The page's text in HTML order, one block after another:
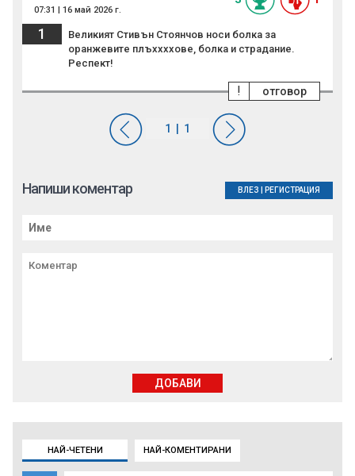
НАЙ-ЧЕТЕНИ НАЙ-КОМЕНТИРАНИ
07:31 | 16 май 2026 г.
1
Великият Стивън Стоянчов носи болка за
оранжевите плъххххове, болка и страдание.
Респект!
отговор
!
Напиши коментар ВЛЕЗ РЕГИСТРАЦИЯ
ДОБАВИ